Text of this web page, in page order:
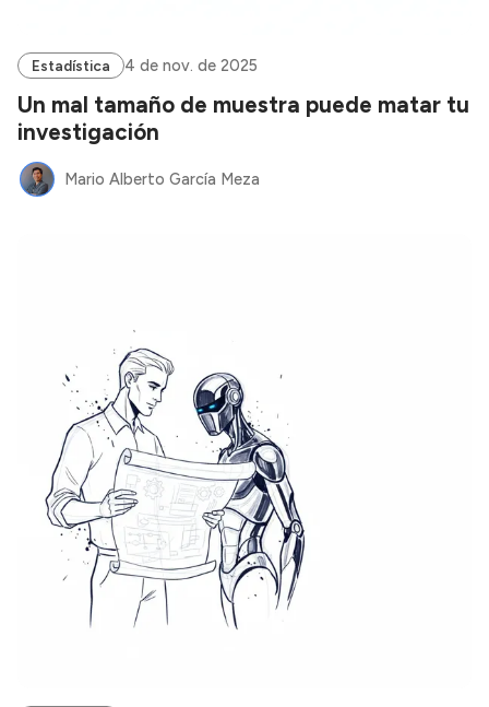
Estadística 4 de nov. de 2025
Un mal tamaño de muestra puede matar tu
investigación
Mario Alberto García Meza